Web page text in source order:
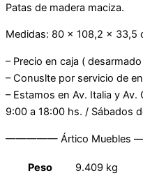
Patas de madera maciza.
Medidas: 80 x 108,2 x 33,5
– Precio en caja ( desarmado
– Conuslte por servicio de
– Estamos en Av. Italia y
9:00 a 18:00 hs. / Sábados
————— Ártico
Peso
9.409 kg